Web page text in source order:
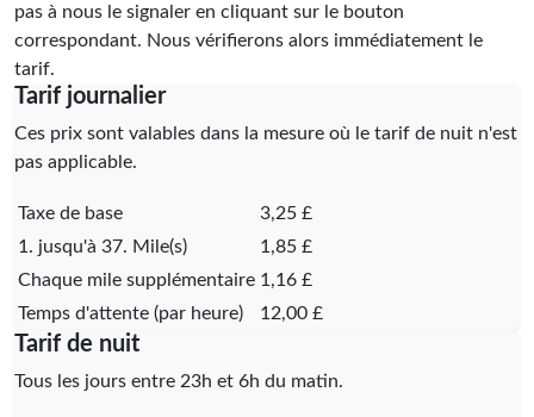
pas à nous le signaler en cliquant sur le bouton
correspondant. Nous vérifierons alors immédiatement le
tarif.
Tarif journalier
Ces prix sont valables dans la mesure où le tarif de nuit n'est
pas applicable.
Taxe de base
3,25 £
1. jusqu'à 37. Mile(s)
1,85 £
Chaque mile supplémentaire 1,16 £
Temps d'attente (par heure)
12,00 £
Tarif de nuit
Tous les jours entre 23h et 6h du matin.